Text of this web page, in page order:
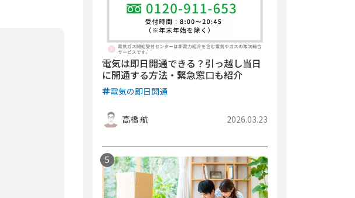
電気は即日開通できる？引っ越し当日
に開通する方法・緊急窓口も紹介
電気の即日開通
高橋 航 2026.03.23